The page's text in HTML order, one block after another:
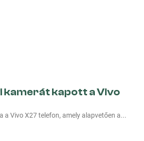
kamerát kapott a Vivo
a Vivo X27 telefon, amely alapvetően a